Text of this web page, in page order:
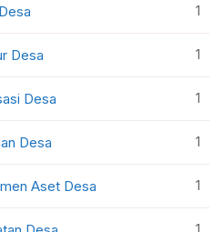
1
Desa 1
Desa 1
Desa 1
Aset Desa 1